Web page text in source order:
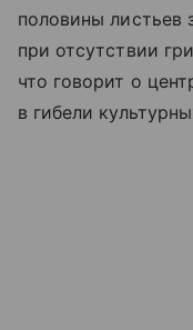
половины листьев
при отсутствии
что говорит о
в гибели